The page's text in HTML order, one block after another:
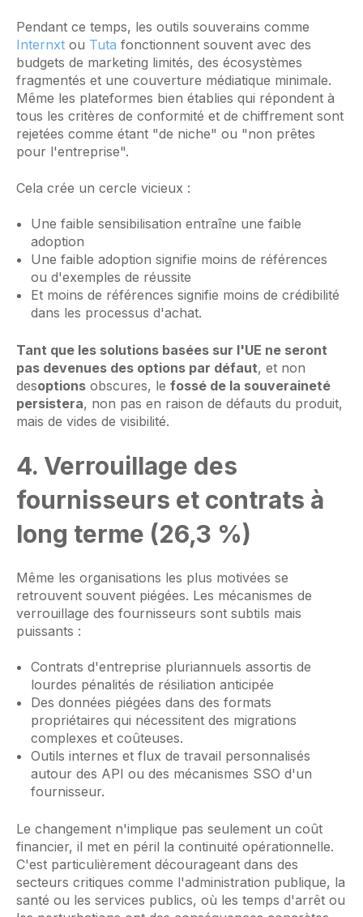
Pendant ce temps, les outils souverains comme
Internxt ou Tuta fonctionnent souvent avec des
budgets de marketing limités, des écosystèmes
fragmentés et une couverture médiatique minimale.
Même les plateformes bien établies qui répondent à
tous les critères de conformité et de chiffrement sont
rejetées comme étant "de niche" ou "non prêtes
pour l'entreprise".
Cela crée un cercle vicieux :
Une faible sensibilisation entraîne une faible
adoption
Une faible adoption signifie moins de références
ou d'exemples de réussite
Et moins de références signifie moins de crédibilité
dans les processus d'achat.
Tant que les solutions basées sur l'UE ne seront
pas devenues des options par défaut, et non
desoptions obscures, le fossé de la souveraineté
persistera, non pas en raison de défauts du produit,
mais de vides de visibilité.
4. Verrouillage des
fournisseurs et contrats à
long terme (26,3 %)
Même les organisations les plus motivées se
retrouvent souvent piégées. Les mécanismes de
verrouillage des fournisseurs sont subtils mais
puissants :
Contrats d'entreprise pluriannuels assortis de
lourdes pénalités de résiliation anticipée
Des données piégées dans des formats
propriétaires qui nécessitent des migrations
complexes et coûteuses.
Outils internes et flux de travail personnalisés
autour des API ou des mécanismes SSO d'un
fournisseur.
Le changement n'implique pas seulement un coût
financier, il met en péril la continuité opérationnelle.
C'est particulièrement décourageant dans des
secteurs critiques comme l'administration publique, la
santé ou les services publics, où les temps d'arrêt ou